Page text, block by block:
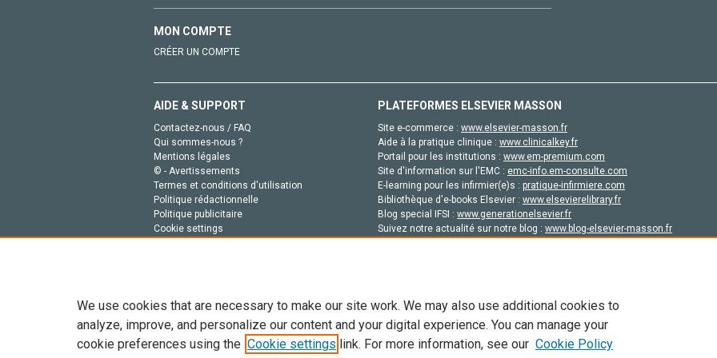
MON COMPTE
CRÉER UN COMPTE
AIDE & SUPPORT
Contactez-nous / FAQ
Qui sommes-nous ?
Mentions légales
© - Avertissements
Termes et conditions d'utilisation
Politique rédactionnelle
Politique publicitaire
Cookie settings
PLATEFORMES ELSEVIER MASSON
Site e-commerce : www.elsevier-masson.fr
Aide à la pratique clinique : www.clinicalkey.fr
Portail pour les institutions : www.em-premium.com
Site d'information sur l'EMC : emc-info.em-consulte.com
E-learning pour les infirmier(e)s : pratique-infirmiere.com
Bibliothèque d'e-books Elsevier : www.elsevierelibrary.fr
Blog special IFSI : www.generationelsevier.fr
Suivez notre actualité sur notre blog : www.blog-elsevier-masson.fr
Tout le contenu de ce site: Copyright © 2026 Elsevier, ses concédants de licence et ses contributeurs. Tout les droits sont réservés,
We use cookies that are necessary to make our site work. We may also use additional cookies to
analyze, improve, and personalize our content and your digital experience. You can manage your
cookie preferences using the Cookie settings link. For more information, see our Cookie Policy